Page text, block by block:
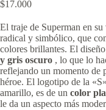
$17.000
El traje de Superman en su
radical y simbólico, que
colores brillantes. El
y gris oscuro , lo que lo
reflejando un momento de
héroe. El logotipo de la
amarillo, es de un color
le da un aspecto más